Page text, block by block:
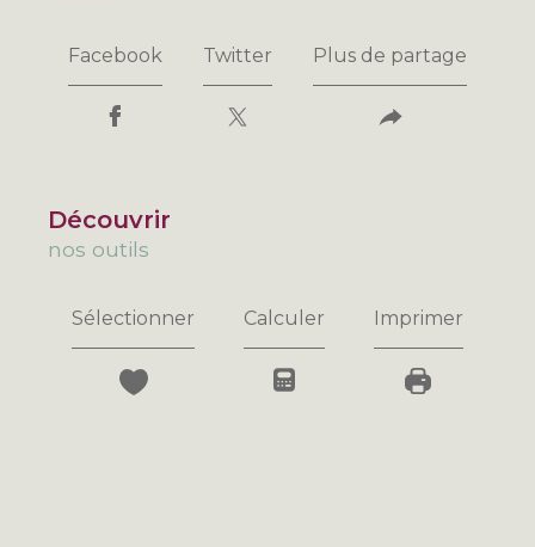
Facebook Twitter Plus de partage
découvrir
nos outils
Sélectionner Calculer Imprimer